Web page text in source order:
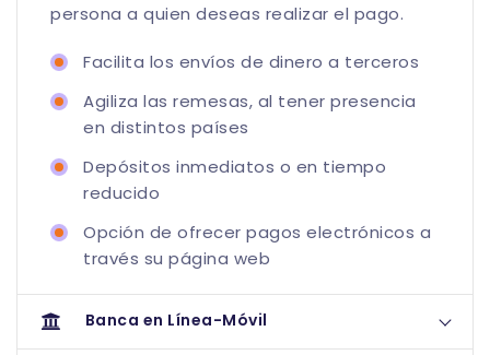
persona a quien deseas realizar el pago.
Facilita los envíos de dinero a terceros
Agiliza las remesas, al tener presencia
en distintos países
Depósitos inmediatos o en tiempo
reducido
Opción de ofrecer pagos electrónicos a
través su página web
Banca en Línea-Móvil